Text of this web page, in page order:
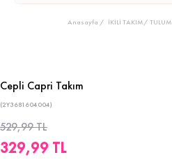
Anasayfa İKİLİ TAKIM/ TULUM
Cepli Capri Takım
(2Y3681604004)
529,99 TL
329,99 TL